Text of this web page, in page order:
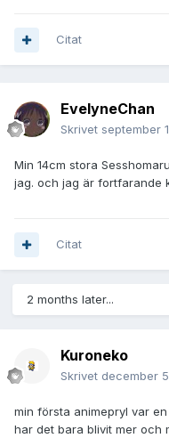
Citat
EvelyneChan
Skrivet september
Min 14cm stora
jag. och jag är fortfarande
Citat
2 months later...
Kuroneko
Skrivet december
min första animepryl var
har det bara blivit mer och